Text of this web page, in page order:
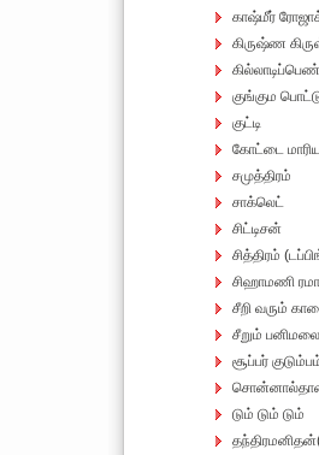
காஷ்மீர்
கிருஷ்ண
குங்கும
குட்டி
கோட்டை
சமுத்திரம்
சாக்லெட்
சிட்டிசன்
சித்திரம்
சிஹாமணி
சீறி வரும்
சீறும்
சூப்பர்
டும் டும் டும்